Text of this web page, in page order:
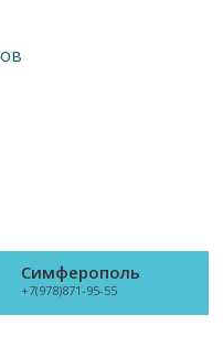
Симферополь
+7(978)871-95-55